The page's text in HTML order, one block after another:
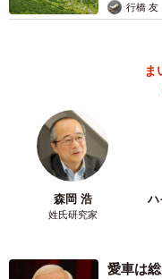
行橋 友
ま
森岡 浩
姓氏研究家
ハ
愛車は